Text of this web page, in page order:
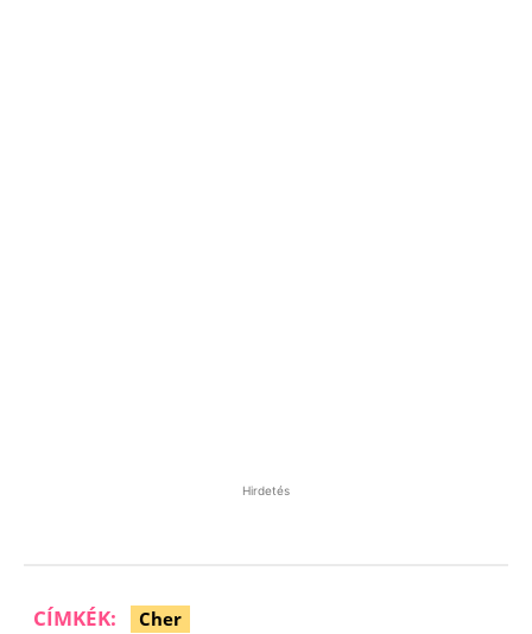
Hirdetés
CÍMKÉK: Cher